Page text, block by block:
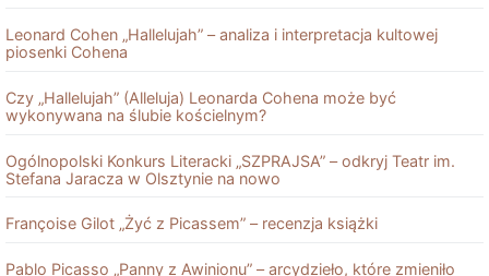
Leonard Cohen „Hallelujah” – analiza i interpretacja kultowej
piosenki Cohena
Czy „Hallelujah” (Alleluja) Leonarda Cohena może być
wykonywana na ślubie kościelnym?
Ogólnopolski Konkurs Literacki „SZPRAJSA” – odkryj Teatr im.
Stefana Jaracza w Olsztynie na nowo
Françoise Gilot „Żyć z Picassem” – recenzja książki
Pablo Picasso „Panny z Awinionu” – arcydzieło, które zmieniło